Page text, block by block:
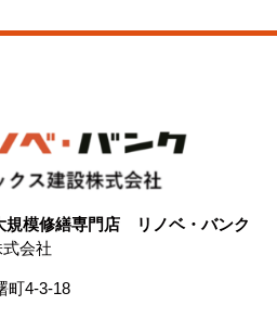
規模修繕専門店 リノベ・バンク
会社
町4-3-18